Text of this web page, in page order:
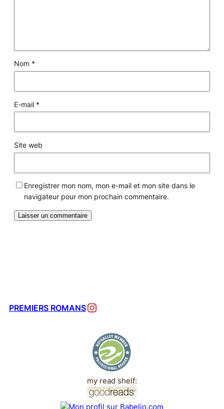
Nom *
E-mail *
Site web
Enregistrer mon nom, mon e-mail et mon site dans le
navigateur pour mon prochain commentaire.
PREMIERS ROMANSInstagram
my read shelf: